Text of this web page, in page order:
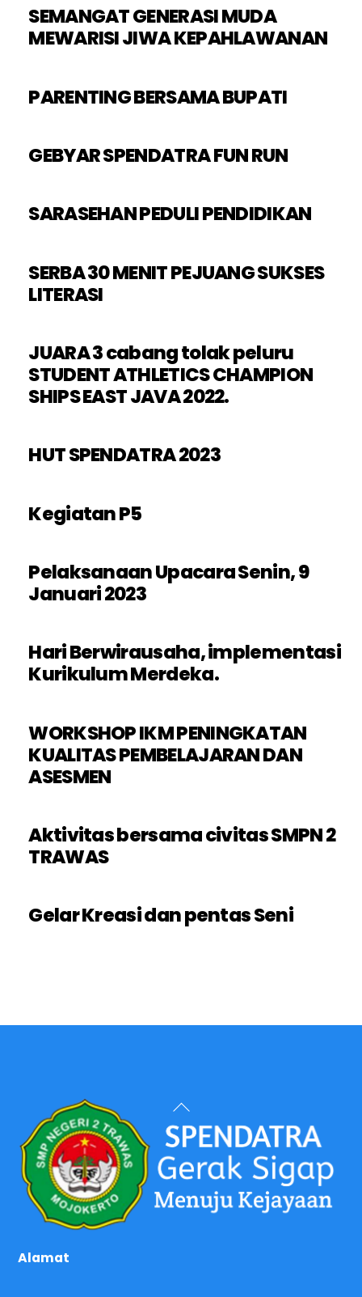
SEMANGAT GENERASI MUDA
MEWARISI JIWA KEPAHLAWANAN
PARENTING BERSAMA BUPATI
GEBYAR SPENDATRA FUN RUN
SARASEHAN PEDULI PENDIDIKAN
SERBA 30 MENIT PEJUANG SUKSES
LITERASI
JUARA 3 cabang tolak peluru
STUDENT ATHLETICS CHAMPION
SHIPS EAST JAVA 2022.
HUT SPENDATRA 2023
Kegiatan P5
Pelaksanaan Upacara Senin, 9
Januari 2023
Hari Berwirausaha, implementasi
Kurikulum Merdeka.
WORKSHOP IKM PENINGKATAN
KUALITAS PEMBELAJARAN DAN
ASESMEN
Aktivitas bersama civitas SMPN 2
TRAWAS
Gelar Kreasi dan pentas Seni
Back
Top
Alamat